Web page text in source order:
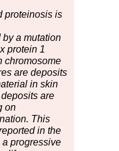
proteinosis is
a mutation
protein 1
chromosome
are deposits
in skin
are
on
This
in the
progressive